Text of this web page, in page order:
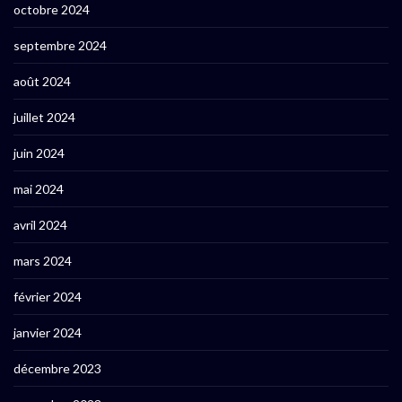
octobre 2024
septembre 2024
août 2024
juillet 2024
juin 2024
mai 2024
avril 2024
mars 2024
février 2024
janvier 2024
décembre 2023